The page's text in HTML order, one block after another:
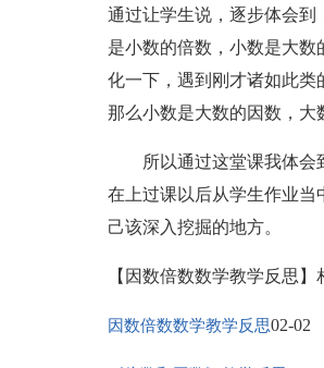
通过让学生说，逐步体会到
是小数的倍数，小数是大
化一下，遇到刚才诸如此类
那么小数是大数的因数，大
所以通过这堂课我体会到
在上过课以后从学生作业当
己该深入挖掘的地方。
【因数倍数数学教学反思】
因数倍数数学教学反思02-02